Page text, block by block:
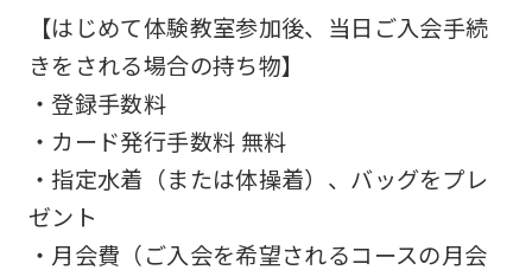
【はじめて体験教室参加後、当日ご入会手続
きをされる場合の持ち物】
・登録手数料
・カード発行手数料 無料
・指定水着（または体操着）、バッグをプレ
ゼント
・月会費（ご入会を希望されるコースの月会
accurate
translation.
translation
may